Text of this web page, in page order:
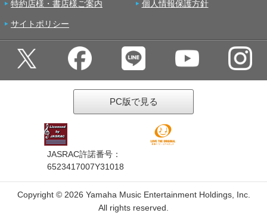
特約店様・書店様ご案内 個人情報保護方針
サイトポリシー
PC版で見る
JASRAC許諾番号：
6523417007Y31018
Copyright © 2026 Yamaha Music Entertainment Holdings, Inc.
All rights reserved.